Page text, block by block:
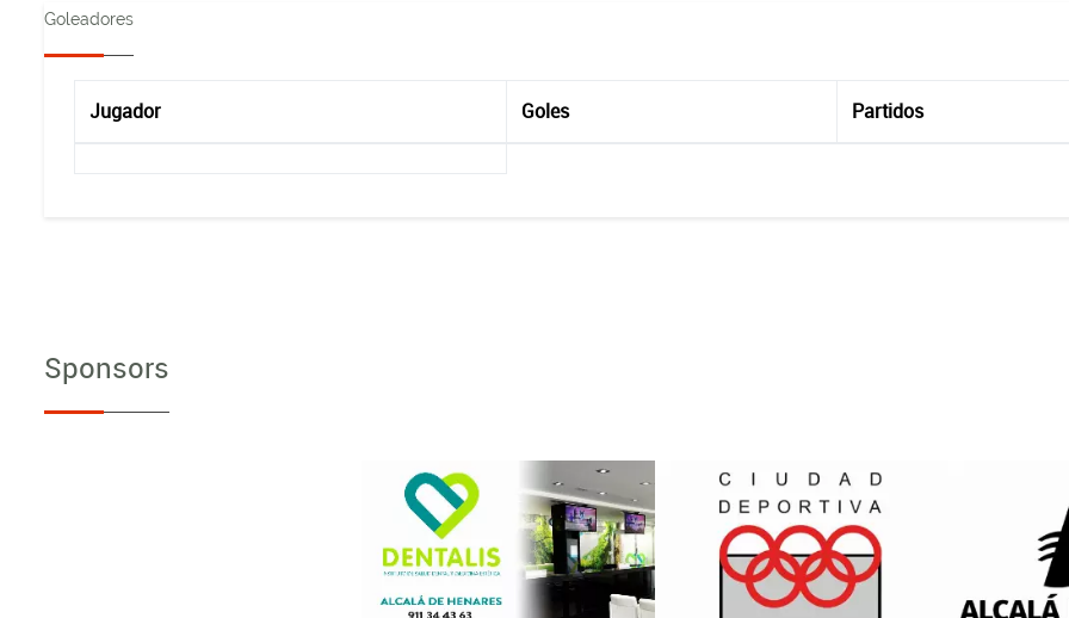
Goleadores
Jugador Goles Partidos
Sponsors